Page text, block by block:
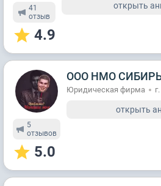
41
отзыв
4.9
открыть
5
отзывов
5.0
ООО НМО
Юридическая фирма
открыть